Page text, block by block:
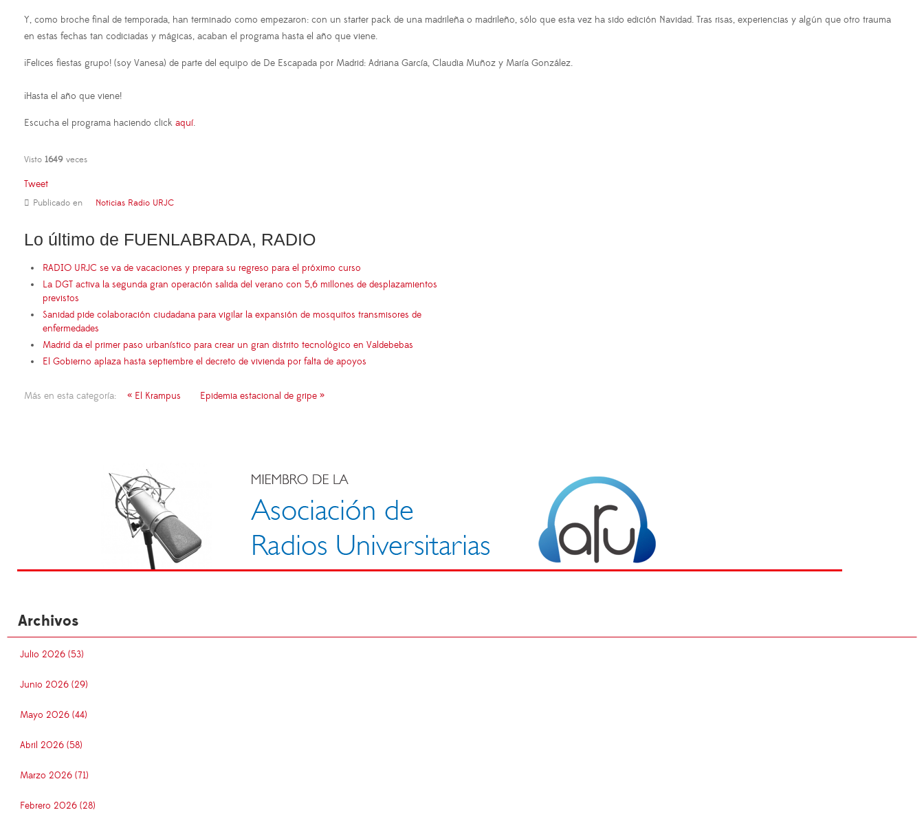
Y, como broche final de temporada, han terminado como empezaron: con un starter pack de una madrileña o madrileño, sólo que esta vez ha sido edición Navidad. Tras risas, experiencias y algún que otro trauma
en estas fechas tan codiciadas y mágicas, acaban el programa hasta el año que viene.
¡Felices fiestas grupo! (soy Vanesa) de parte del equipo de De Escapada por Madrid: Adriana García, Claudia Muñoz y María González.
¡Hasta el año que viene!
Escucha el programa haciendo click aquí.
Visto 1649 veces
Tweet
Publicado en Noticias Radio URJC
Lo último de FUENLABRADA, RADIO
RADIO URJC se va de vacaciones y prepara su regreso para el próximo curso
La DGT activa la segunda gran operación salida del verano con 5,6 millones de desplazamientos
previstos
Sanidad pide colaboración ciudadana para vigilar la expansión de mosquitos transmisores de
enfermedades
Madrid da el primer paso urbanístico para crear un gran distrito tecnológico en Valdebebas
El Gobierno aplaza hasta septiembre el decreto de vivienda por falta de apoyos
Más en esta categoría: « El Krampus Epidemia estacional de gripe »
Archivos
Julio 2026 (53)
Junio 2026 (29)
Mayo 2026 (44)
Abril 2026 (58)
Marzo 2026 (71)
Febrero 2026 (28)